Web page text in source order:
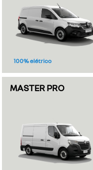
100% elétrico
MASTER PRO